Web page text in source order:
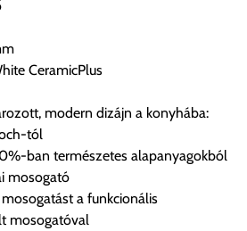
amennyiben szállítást is kér,
ajánl fel a program. Kérjük, a
az önnek megfelelő szállítási
választásában, vagy a program
fel szállítási költséget, úgy válassza
megvizsgálják a vásárolt
a szállítás költségét.
CeramicPlus
modern dizájn a konyhába:
tól
ban természetes alapanyagokból
mosogató
a funkcionális
mosogatóval